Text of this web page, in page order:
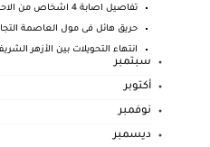
تفاصيل اصابة 4 اشخاص من الاحايوة بسوهاج فى حادث م...
حريق هائل فى مول العاصمة
انتهاء التحويلات بين الأزهر
سبتمبر
أكتوبر
نوفمبر
ديسمبر